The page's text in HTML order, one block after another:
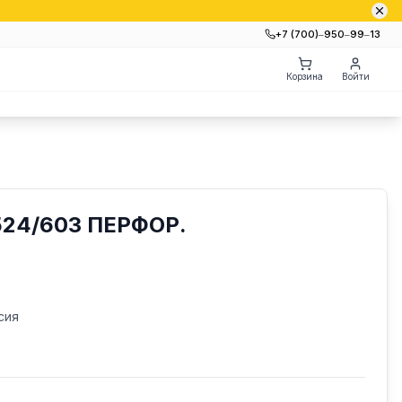
+7 (700)‒950‒99‒13
Корзина Войти
603 ПЕРФОР.